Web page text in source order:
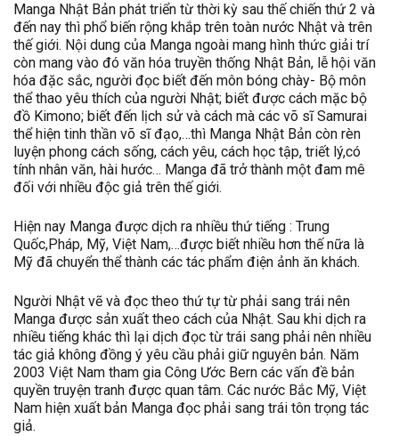
Manga Nhật Bản phát triển từ thời kỳ sau thế chiến thứ 2 và
đến nay thì phổ biến rộng khắp trên toàn nước Nhật và trên
thế giới. Nội dung của Manga ngoài mang hình thức giải trí
còn mang vào đó văn hóa truyền thống Nhật Bản, lễ hội văn
hóa đặc sắc, người đọc biết đến môn bóng chày- Bộ môn
thể thao yêu thích của người Nhật; biết được cách mặc bộ
đồ Kimono; biết đến lịch sử và cách mà các võ sĩ Samurai
thể hiện tinh thần võ sĩ đạo,…thì Manga Nhật Bản còn rèn
luyện phong cách sống, cách yêu, cách học tập, triết lý,có
tính nhân văn, hài hước… Manga đã trở thành một đam mê
đối với nhiều độc giả trên thế giới.
Hiện nay Manga được dịch ra nhiều thứ tiếng : Trung
Quốc,Pháp, Mỹ, Việt Nam,…được biết nhiều hơn thế nữa là
Mỹ đã chuyển thể thành các tác phẩm điện ảnh ăn khách.
Người Nhật vẽ và đọc theo thứ tự từ phải sang trái nên
Manga được sản xuất theo cách của Nhật. Sau khi dịch ra
nhiều tiếng khác thì lại dịch đọc từ trái sang phải nên nhiều
tác giả không đồng ý yêu cầu phải giữ nguyên bản. Năm
2003 Việt Nam tham gia Công Ước Bern các vấn đề bản
quyền truyện tranh được quan tâm. Các nước Bắc Mỹ, Việt
Nam hiện xuất bản Manga đọc phải sang trái tôn trọng tác
giả.